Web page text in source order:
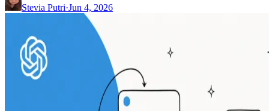
Stevia Putri·Jun 4, 2026